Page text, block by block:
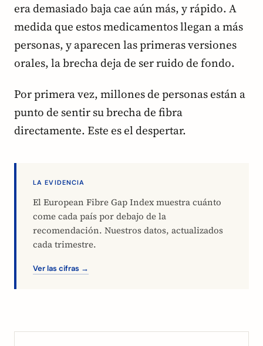
era demasiado baja cae aún más, y rápido. A
medida que estos medicamentos llegan a más
personas, y aparecen las primeras versiones
orales, la brecha deja de ser ruido de fondo.
Por primera vez, millones de personas están a
punto de sentir su brecha de fibra
directamente. Este es el despertar.
LA EVIDENCIA
El European Fibre Gap Index muestra cuánto
come cada país por debajo de la
recomendación. Nuestros datos, actualizados
cada trimestre.
Ver las cifras →